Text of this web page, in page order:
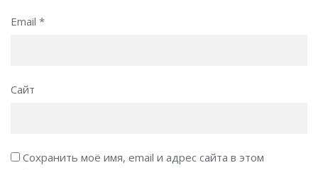
Email *
Сайт
Сохранить моё имя, email и адрес сайта в этом